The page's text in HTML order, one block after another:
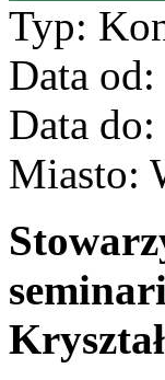
Typ:
Data od:
Data do:
Miasto: